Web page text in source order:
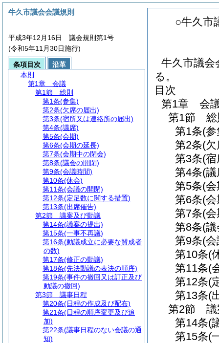
○牛久市
牛久市議会
る。
目次
第1章
会
第1節
第1条(
第2条(
第3条(
第4条(
第5条(
第6条(
第7条(
第8条(
第9条(
第10条(
第11条(
第12条(
第13条(
第2節
第14条(
第15条(
牛久市議会会議規則
平成3年12月16日 議会規則第1号
(令和5年11月30日施行)
条項目次
沿革
本則
第1章
会議
第1節
総則
第1条(参集)
第2条(欠席の届出)
第3条(宿所又は連絡所の届出)
第4条(議席)
第5条(会期)
第6条(会期の延長)
第7条(会期中の閉会)
第8条(議会の開閉)
第9条(会議時間)
第10条(休会)
第11条(会議の開閉)
第12条(定足数に関する措置)
第13条(出席催告)
第2節
議案及び動議
第14条(議案の提出)
第15条(一事不再議)
第16条(動議成立に必要な賛成者
の数)
第17条(修正の動議)
第18条(先決動議の表決の順序)
第19条(事件の撤回又は訂正及び
動議の撤回)
第3節
議事日程
第20条(日程の作成及び配布)
第21条(日程の順序変更及び追
加)
第22条(議事日程のない会議の通
知)